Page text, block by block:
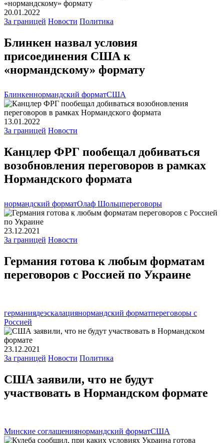
20.01.2022
За границей Новости Политика
Блинкен назвал условия
присоединения США к
«нормандскому» формату
Блинкеннормандский форматСША
13.01.2022
За границей Новости
Канцлер ФРГ пообещал добиваться
возобновления переговоров в рамках
Нормандского формата
нормандский форматОлаф Шольцпереговоры
23.12.2021
За границей Новости
Германия готова к любым форматам
переговоров с Россией по Украине
германиядеэскалациянормандский форматпереговоры с
Россией
23.12.2021
За границей Новости Политика
США заявили, что не будут
участвовать в Нормандском формате
Минские соглашениянормандский форматСША